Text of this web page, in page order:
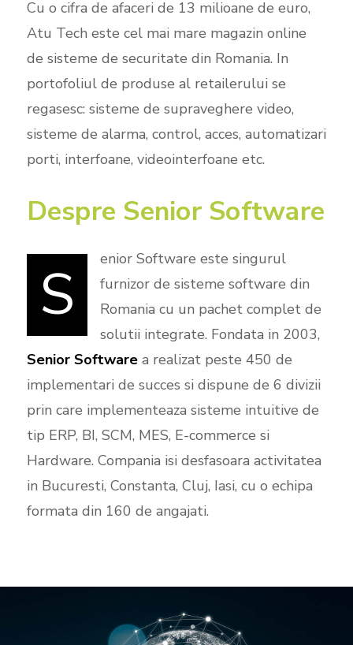
Cu o cifra de afaceri de 13 milioane de euro,
Atu Tech este cel mai mare magazin online
de sisteme de securitate din Romania. In
portofoliul de produse al retailerului se
regasesc: sisteme de supraveghere video,
sisteme de alarma, control, acces, automatizari
porti, interfoane, videointerfoane etc.
Despre Senior Software
S
enior Software este singurul
furnizor de sisteme software din
Romania cu un pachet complet de
solutii integrate. Fondata in 2003,
Senior Softwarea realizat peste 450 de
implementari de succes si dispune de 6 divizii
prin care implementeaza sisteme intuitive de
tip ERP, BI, SCM, MES, E-commerce si
Hardware. Compania isi desfasoara activitatea
in Bucuresti, Constanta, Cluj, Iasi, cu o echipa
formata din 160 de angajati.